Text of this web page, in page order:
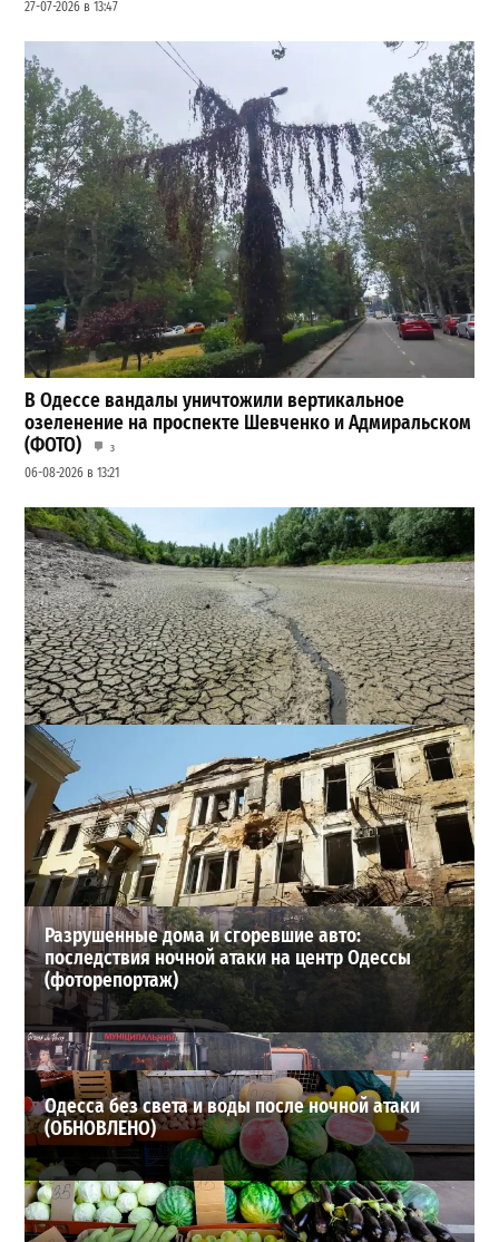
27-07-2026 в 13:47
В Одессе вандалы уничтожили вертикальное
озеленение на проспекте Шевченко и Адмиральском
(ФОТО)
3
06-08-2026 в 13:21
Днестр рекордно обмелел: одесситов просят срочно
экономить воду
29-07-2026 в 19:28
ВИБОР РЕДАКЦИИ
Разрушенные дома и сгоревшие авто:
последствия ночной атаки на центр Одессы
(фоторепортаж)
Одесса без света и воды после ночной атаки
(ОБНОВЛЕНО)